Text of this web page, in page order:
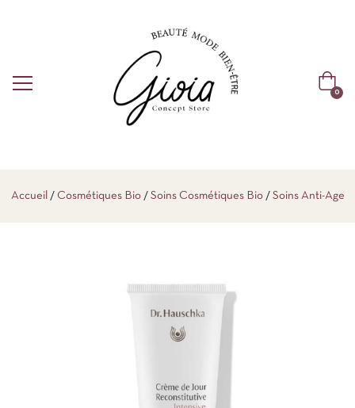
0
Accueil Cosmétiques Bio Soins Cosmétiques Bio Soins Anti-Age